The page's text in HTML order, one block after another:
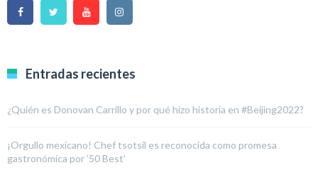
Entradas recientes
¿Quién es Donovan Carrillo y por qué hizo historia en #Beijing2022?
¡Orgullo mexicano! Chef tsotsil es reconocida como promesa
gastronómica por ’50 Best’